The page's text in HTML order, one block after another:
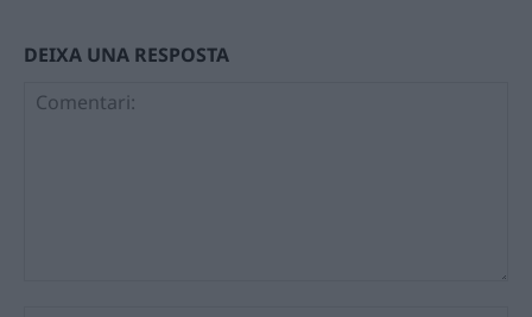
DEIXA UNA RESPOSTA